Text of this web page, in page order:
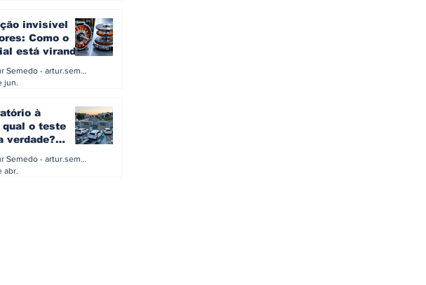
invisível
Como o
está virando
Artur Semedo - artur.semedo@publiracing.pt
jun.
à
qual o teste
verdade?
Artur Semedo - artur.semedo@publiracing.pt
abr.